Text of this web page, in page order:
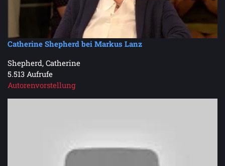
Catherine Shepherd bei Markus Lanz
Shepherd, Catherine
5.513 Aufrufe
Autorenvorstellung